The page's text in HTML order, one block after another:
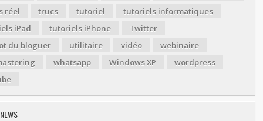
réel
trucs tutoriel
tutoriels informatiques
iPad
tutoriels iPhone
Twitter
du bloguer
utilitaire vidéo
webinaire
whatsapp Windows XP
wordpress